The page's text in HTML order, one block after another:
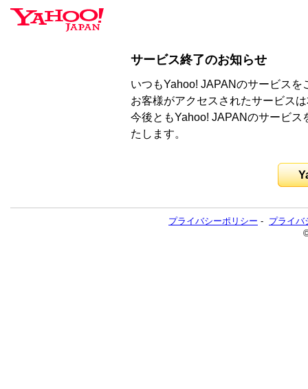
サービス終了のお知らせ
いつもYahoo! JAPANのサービス
お客様がアクセスされたサービス
今後ともYahoo! JAPANのサービ
たします。
プライバシーポリシー - プライバ